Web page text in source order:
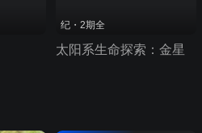
纪・2期全
太阳系生命探索：金星